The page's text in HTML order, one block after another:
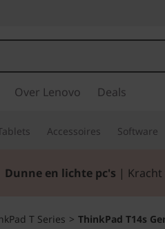
Over Lenovo Deals
Accessoires Software
Dunne en lichte pc's |
T Series > ThinkPad T14s